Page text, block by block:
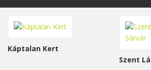
Káptalan Kert